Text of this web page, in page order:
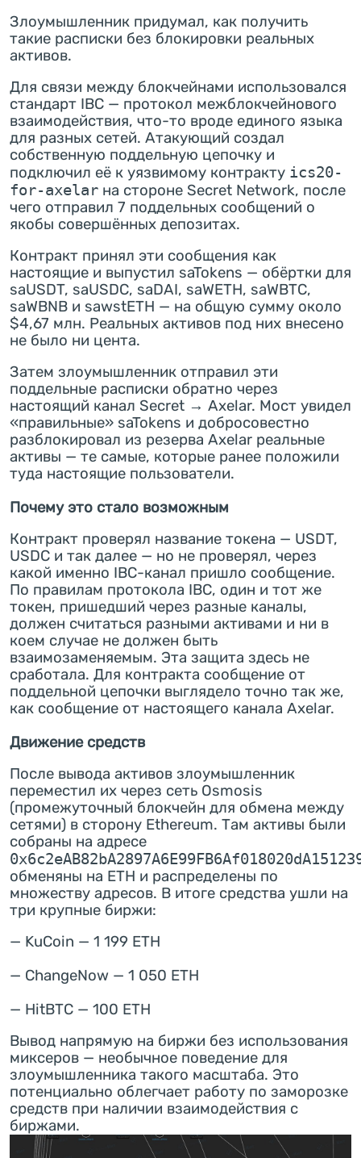
Злоумышленник придумал, как получить
такие расписки без блокировки реальных
активов.
Для связи между блокчейнами использовался
стандарт IBC — протокол межблокчейнового
взаимодействия, что-то вроде единого языка
для разных сетей. Атакующий создал
собственную поддельную цепочку и
подключил её к уязвимому контракту ics20-
for-axelar на стороне Secret Network, после
чего отправил 7 поддельных сообщений о
якобы совершённых депозитах.
Контракт принял эти сообщения как
настоящие и выпустил saTokens — обёртки для
saUSDT, saUSDC, saDAI, saWETH, saWBTC,
saWBNB и sawstETH — на общую сумму около
$4,67 млн. Реальных активов под них внесено
не было ни цента.
Затем злоумышленник отправил эти
поддельные расписки обратно через
настоящий канал Secret → Axelar. Мост увидел
«правильные» saTokens и добросовестно
разблокировал из резерва Axelar реальные
активы — те самые, которые ранее положили
туда настоящие пользователи.
Почему это стало возможным
Контракт проверял название токена — USDT,
USDC и так далее — но не проверял, через
какой именно IBC-канал пришло сообщение.
По правилам протокола IBC, один и тот же
токен, пришедший через разные каналы,
должен считаться разными активами и ни в
коем случае не должен быть
взаимозаменяемым. Эта защита здесь не
сработала. Для контракта сообщение от
поддельной цепочки выглядело точно так же,
как сообщение от настоящего канала Axelar.
Движение средств
После вывода активов злоумышленник
переместил их через сеть Osmosis
(промежуточный блокчейн для обмена между
сетями) в сторону Ethereum. Там активы были
собраны на адресе
обменяны на ETH и распределены по
множеству адресов. В итоге средства ушли на
три крупные биржи:
— KuCoin — 1 199 ETH
— ChangeNow — 1 050 ETH
— HitBTC — 100 ETH
Вывод напрямую на биржи без использования
миксеров — необычное поведение для
злоумышленника такого масштаба. Это
потенциально облегчает работу по заморозке
средств при наличии взаимодействия с
биржами.